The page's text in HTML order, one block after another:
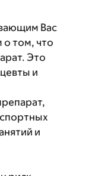
Вас
о том, что
Это
и
и